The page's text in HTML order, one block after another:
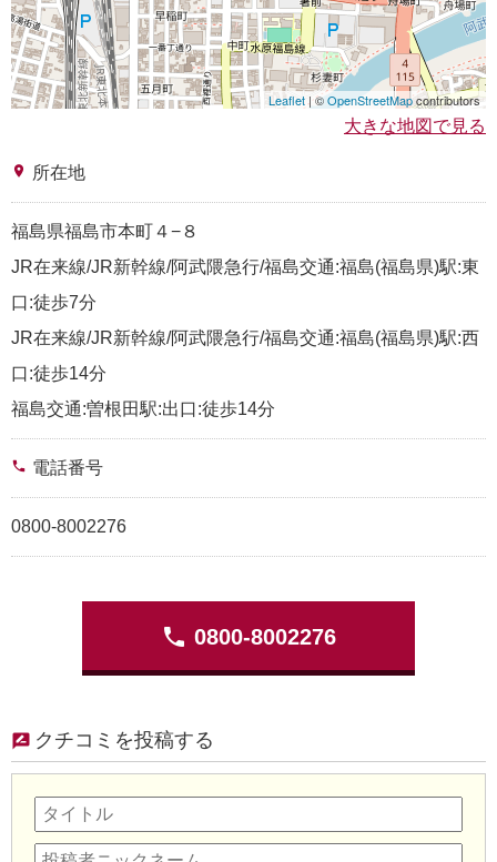
Leaflet| ©OpenStreetMapcontributors
大きな地図で見る
place 所在地
福島県福島市本町４−８
JR在来線/JR新幹線/阿武隈急行/福島交通:福島(福島県)駅:東
口:徒歩7分
JR在来線/JR新幹線/阿武隈急行/福島交通:福島(福島県)駅:西
口:徒歩14分
福島交通:曽根田駅:出口:徒歩14分
phone 電話番号
0800-8002276
phone 0800-8002276
クチコミを投稿する